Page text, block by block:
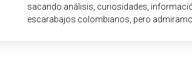
sacando análisis, curiosidades,
escarabajos colombianos, pero